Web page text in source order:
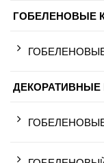
ГОБЕЛЕНОВЫЕ